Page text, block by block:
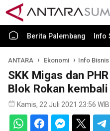
Berita Palembang Info
ANTARA Ekonomi Info Bisnis
SKK Migas dan
Blok Rokan
Kamis, 22 Juli 2021 23:56 WIB